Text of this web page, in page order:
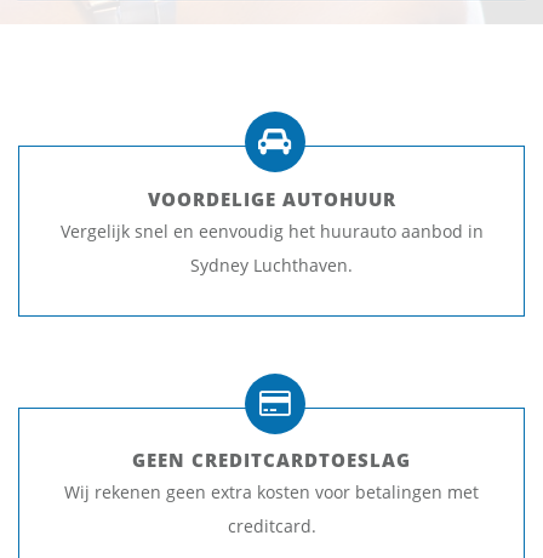
VOORDELIGE AUTOHUUR
Vergelijk snel en eenvoudig het huurauto aanbod in
Sydney Luchthaven.
GEEN CREDITCARDTOESLAG
Wij rekenen geen extra kosten voor betalingen met
creditcard.